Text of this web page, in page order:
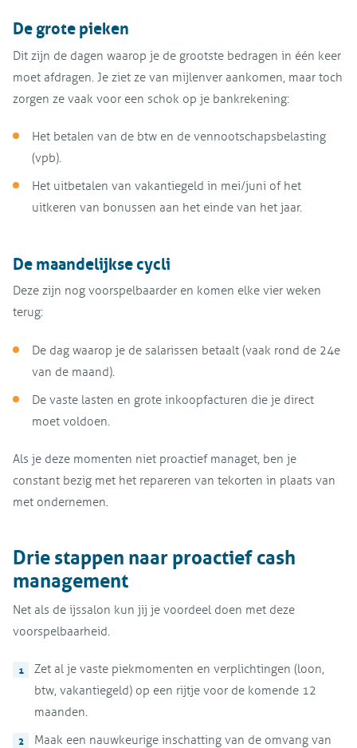
De grote pieken
Dit zijn de dagen waarop je de grootste bedragen in één keer
moet afdragen. Je ziet ze van mijlenver aankomen, maar toch
zorgen ze vaak voor een schok op je bankrekening:
Het betalen van de btw en de vennootschapsbelasting
(vpb).
Het uitbetalen van vakantiegeld in mei/juni of het
uitkeren van bonussen aan het einde van het jaar.
De maandelijkse cycli
Deze zijn nog voorspelbaarder en komen elke vier weken
terug:
De dag waarop je de salarissen betaalt (vaak rond de 24e
van de maand).
De vaste lasten en grote inkoopfacturen die je direct
moet voldoen.
Als je deze momenten niet proactief managet, ben je
constant bezig met het repareren van tekorten in plaats van
met ondernemen.
Drie stappen naar proactief cash
management
Net als de ijssalon kun jij je voordeel doen met deze
voorspelbaarheid.
Zet al je vaste piekmomenten en verplichtingen (loon,
btw, vakantiegeld) op een rijtje voor de komende 12
maanden.
Maak een nauwkeurige inschatting van de omvang van